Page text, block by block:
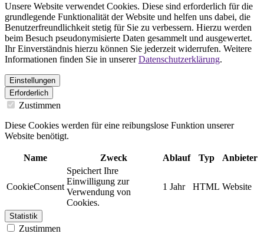
Unsere Website verwendet Cookies. Diese sind erforderlich für die
grundlegende Funktionalität der Website und helfen uns dabei, die
Benutzerfreundlichkeit stetig für Sie zu verbessern. Hierzu werden
beim Besuch pseudonymisierte Daten gesammelt und ausgewertet.
Ihr Einverständnis hierzu können Sie jederzeit widerrufen. Weitere
Informationen finden Sie in unsererDatenschutzerklärung.
Einstellungen
Erforderlich
Zustimmen
Diese Cookies werden für eine reibungslose Funktion unserer
Website benötigt.
Name Zweck Ablauf Typ Anbieter
CookieConsent
Speichert Ihre
Einwilligung zur
Verwendung von
Cookies.
1 Jahr HTML Website
Statistik
Zustimmen